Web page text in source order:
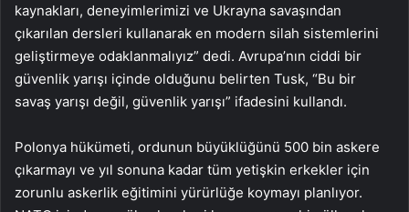
kaynakları, deneyimlerimizi ve Ukrayna savaşından
çıkarılan dersleri kullanarak en modern silah sistemlerini
geliştirmeye odaklanmalıyız” dedi. Avrupa’nın ciddi bir
güvenlik yarışı içinde olduğunu belirten Tusk, “Bu bir
savaş yarışı değil, güvenlik yarışı” ifadesini kullandı.
Polonya hükümeti, ordunun büyüklüğünü 500 bin askere
çıkarmayı ve yıl sonuna kadar tüm yetişkin erkekler için
zorunlu askerlik eğitimini yürürlüğe koymayı planlıyor.